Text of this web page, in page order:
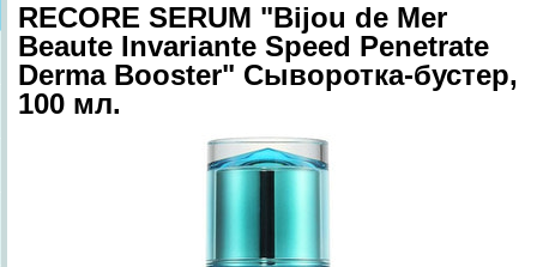
RECORE SERUM "Bijou de Mer
Beaute Invariante Speed Penetrate
Derma Booster" Сыворотка-бустер,
100 мл.